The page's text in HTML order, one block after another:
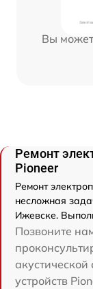
Вы
Ремонт
Pioneer
Ремонт
несложная
Ижевске.
Позвоните
устройств